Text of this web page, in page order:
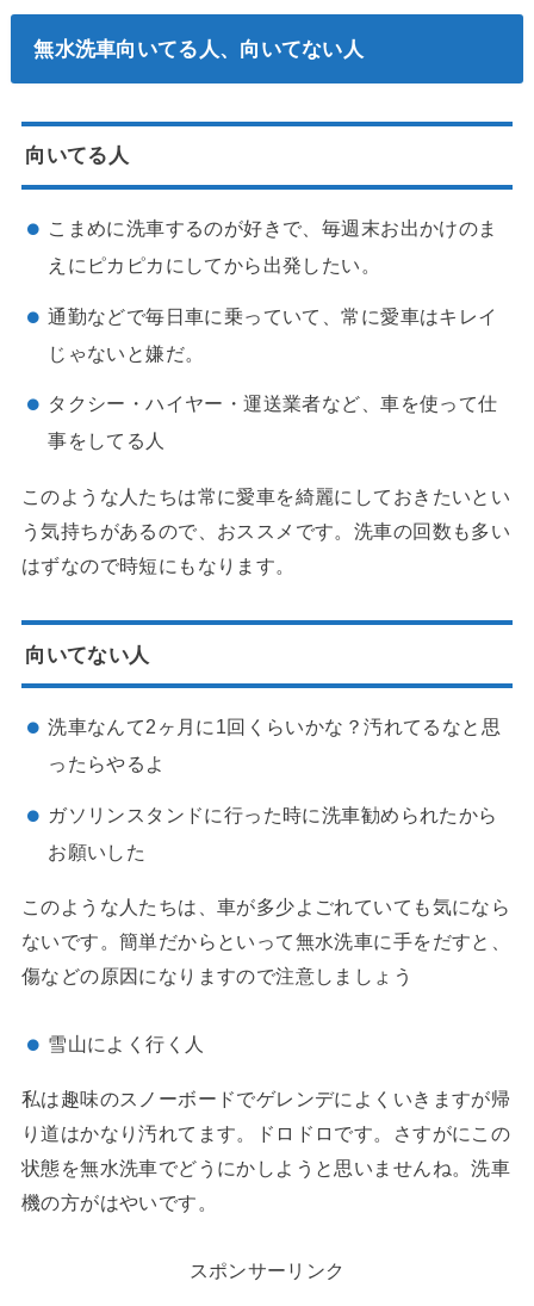
無水洗車向いてる人、向いてない人
向いてる人
こまめに洗車するのが好きで、毎週末お出かけのま
えにピカピカにしてから出発したい。
通勤などで毎日車に乗っていて、常に愛車はキレイ
じゃないと嫌だ。
タクシー・ハイヤー・運送業者など、車を使って仕
事をしてる人
このような人たちは常に愛車を綺麗にしておきたいとい
う気持ちがあるので、おススメです。洗車の回数も多い
はずなので時短にもなります。
向いてない人
洗車なんて2ヶ月に1回くらいかな？汚れてるなと思
ったらやるよ
ガソリンスタンドに行った時に洗車勧められたから
お願いした
このような人たちは、車が多少よごれていても気になら
ないです。簡単だからといって無水洗車に手をだすと、
傷などの原因になりますので注意しましょう
雪山によく行く人
私は趣味のスノーボードでゲレンデによくいきますが帰
り道はかなり汚れてます。ドロドロです。さすがにこの
状態を無水洗車でどうにかしようと思いませんね。洗車
機の方がはやいです。
スポンサーリンク